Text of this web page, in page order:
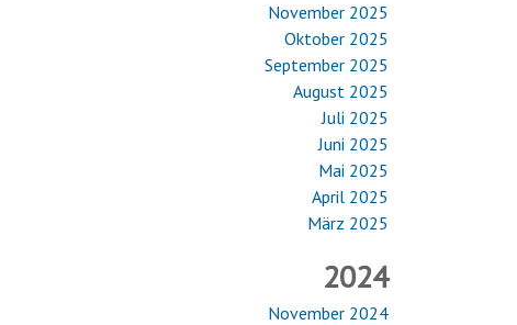
November 2025
Oktober 2025
September 2025
August 2025
Juli 2025
Juni 2025
Mai 2025
April 2025
März 2025
2024
November 2024